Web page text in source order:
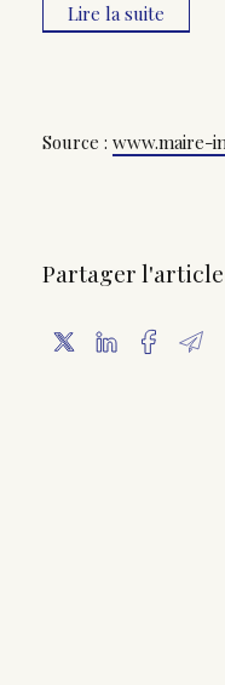
Source : www.maire-
Lire la suite